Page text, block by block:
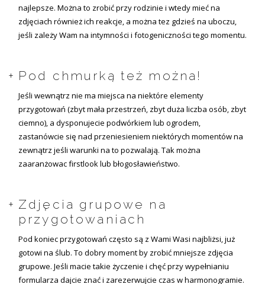
najlepsze. Można to zrobić przy rodzinie i wtedy mieć na
zdjęciach również ich reakcje, a można tez gdzieś na uboczu,
jeśli zależy Wam na intymności i fotogeniczności tego momentu.
Pod chmurką też można!
Jeśli wewnątrz nie ma miejsca na niektóre elementy
przygotowań (zbyt mała przestrzeń, zbyt duża liczba osób, zbyt
ciemno), a dysponujecie podwórkiem lub ogrodem,
zastanówcie się nad przeniesieniem niektórych momentów na
zewnątrz jeśli warunki na to pozwalają. Tak można
zaaranżowac firstlook lub błogosławieństwo.
Zdjęcia grupowe na
przygotowaniach
Pod koniec przygotowań często są z Wami Wasi najbliżsi, już
gotowi na ślub. To dobry moment by zrobić mniejsze zdjęcia
grupowe. Jeśli macie takie życzenie i chęć przy wypełnianiu
formularza dajcie znać i zarezerwujcie czas w harmonogramie.